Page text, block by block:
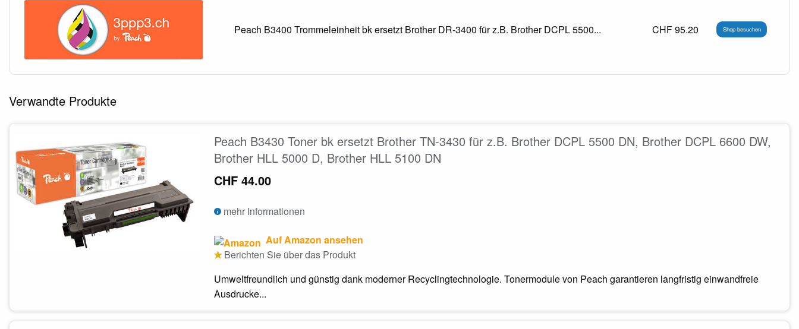
Peach B3400 Trommeleinheit bk ersetzt Brother DR-3400 für z.B. Brother DCPL 5500... CHF 95.20 Shop besuchen
Verwandte Produkte
Peach B3430 Toner bk ersetzt Brother TN-3430 für z.B. Brother DCPL 5500 DN, Brother DCPL 6600 DW,
Brother HLL 5000 D, Brother HLL 5100 DN
CHF 44.00
mehr Informationen
Auf Amazon ansehen
Berichten Sie über das Produkt
Umweltfreundlich und günstig dank moderner Recyclingtechnologie. Tonermodule von Peach garantieren langfristig einwandfreie
Ausdrucke...